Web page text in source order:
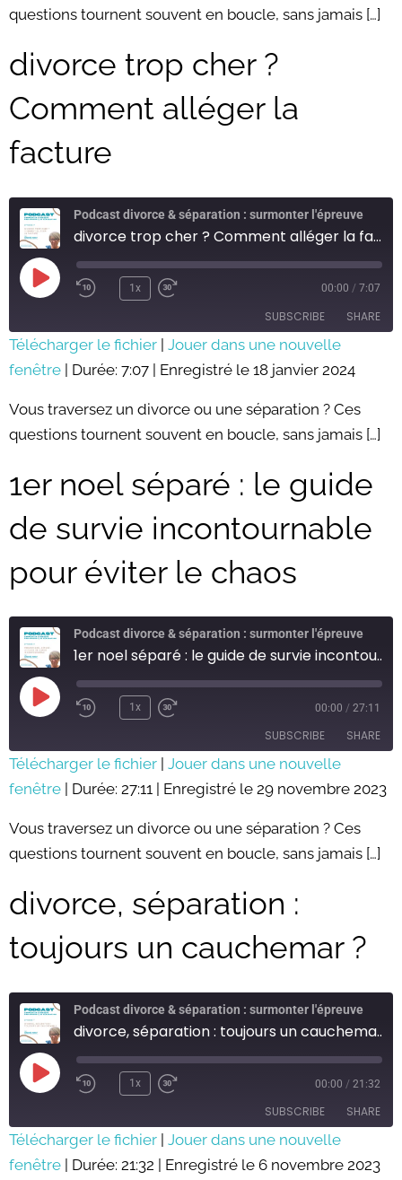
questions tournent souvent en boucle, sans jamais […]
divorce trop cher ?
Comment alléger la
facture
Podcast divorce & séparation : surmonter l'épreuve
divorce trop cher ? Comment alléger la facture
Play
Episode
1x 00:00 / 7:07
SUBSCRIBE SHARE
SHARE
LINK
Télécharger le fichier | Jouer dans une nouvelle
fenêtre | Durée: 7:07 | Enregistré le 18 janvier 2024
Vous traversez un divorce ou une séparation ? Ces
questions tournent souvent en boucle, sans jamais […]
1er noel séparé : le guide
de survie incontournable
pour éviter le chaos
Podcast divorce & séparation : surmonter l'épreuve
1er noel séparé : le guide de survie incontournable pour éviter le chaos
Play
Episode
1x 00:00 / 27:11
SUBSCRIBE SHARE
SHARE
LINK
Télécharger le fichier Jouer dans une nouvelle
fenêtre
Durée: 27:11 Enregistré le 29 novembre 2023
Vous traversez un divorce ou une séparation ? Ces
questions tournent souvent en boucle, sans jamais […]
divorce, séparation :
toujours un cauchemar ?
Podcast divorce & séparation : surmonter l'épreuve
divorce, séparation : toujours un cauchemar ?
Play
Episode
1x 00:00 / 21:32
SUBSCRIBE SHARE
SHARE
Télécharger le fichier Jouer dans une nouvelle
fenêtre
Durée: 21:32 Enregistré le 6 novembre 2023